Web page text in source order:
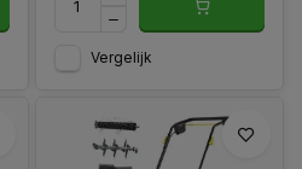
Vergelijk